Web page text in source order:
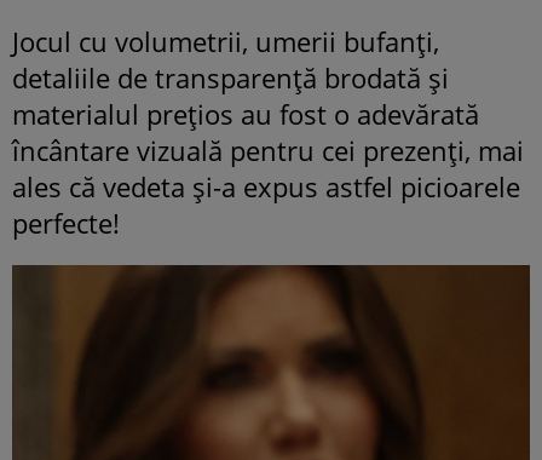
Jocul cu volumetrii, umerii bufanţi,
detaliile de transparenţă brodată şi
materialul preţios au fost o adevărată
încântare vizuală pentru cei prezenţi, mai
ales că vedeta şi-a expus astfel picioarele
perfecte!